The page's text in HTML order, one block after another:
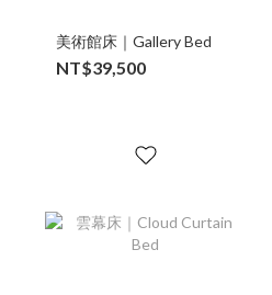
美術館床｜Gallery Bed
NT$39,500